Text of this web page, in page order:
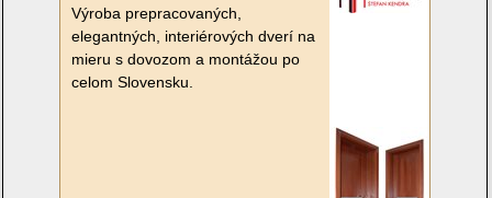
Výroba prepracovaných,
elegantných, interiérových dverí na
mieru s dovozom a montážou po
celom Slovensku.